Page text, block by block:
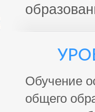
Обучение
общего